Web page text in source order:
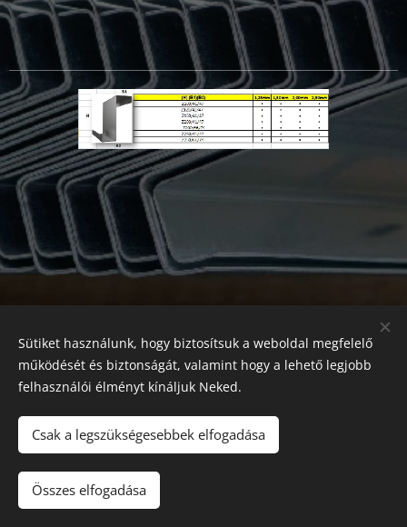
Az oldalt aWebnodeműködteti
Magyar
Sütiket használunk, hogy biztosítsuk a weboldal megfelelő
működését és biztonságát, valamint hogy a lehető legjobb
felhasználói élményt kínáljuk Neked.
Csak a legszükségesebbek elfogadása
Összes elfogadása